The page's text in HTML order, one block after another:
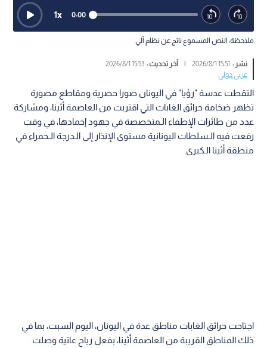
0:00
1x
ملاحظة: النص المسموع ناتج عن نظام آلي
نشر : 15:51 2026/8/1
| آخر تحديث :15:53 2026/8/1
عربي دولي
التقطت عدسة "رؤيا" في اليونان صورا حصرية ومقاطع مصورة
تظهر ضخامة حرائق الغابات التي اقتربت من العاصمة أثينا، ومشاركة
عدد من طائرات الإطفاء الـمتخصصة في جهود إخمادها، في وقت
رفعت فيه الـسلطات اليونانية مستوى الإنذار إلى الـدرجة الـحمراء في
منطقة أثينا الـكبرى.
اجتاحت حرائق الغابات مناطق عدة في اليونان، اليوم السبت، بما في
ذلك المناطق القريبة من العاصمة أثينا، بفعل رياح عاتية وصلت